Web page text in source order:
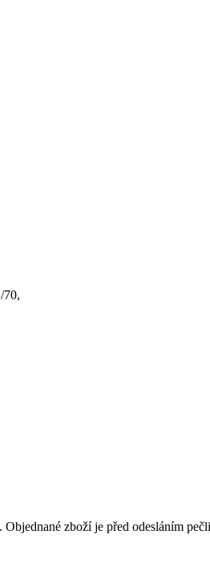
70,
zboží je před odesláním